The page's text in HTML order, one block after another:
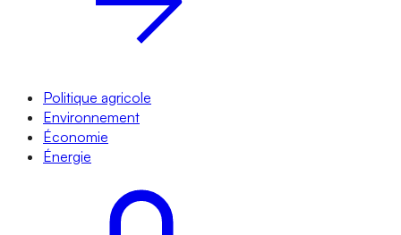
Politique agricole
Environnement
Économie
Énergie